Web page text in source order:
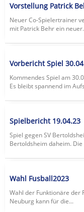
Vorstellung Patrick
Neuer Co-Spielertrainer
mit Patrick Behr ein
Vorbericht Spiel
Kommendes Spiel am
Es bleibt spannend im
Spielbericht 19.04.23
Spiel gegen SV
Bertoldsheim daheim. Die
Wahl Fusball2023
Wahl der Funktionäre der
Neuburg kann für die...